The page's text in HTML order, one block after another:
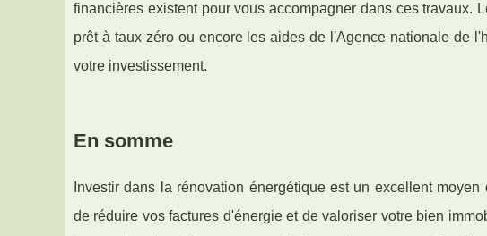
financières existent pour vous accompagner dans ces travaux.
prêt à taux zéro ou encore les aides de l'Agence nationale de
votre investissement.
En somme
Investir dans la rénovation énergétique est un excellent
de réduire vos factures d'énergie et de valoriser votre bien